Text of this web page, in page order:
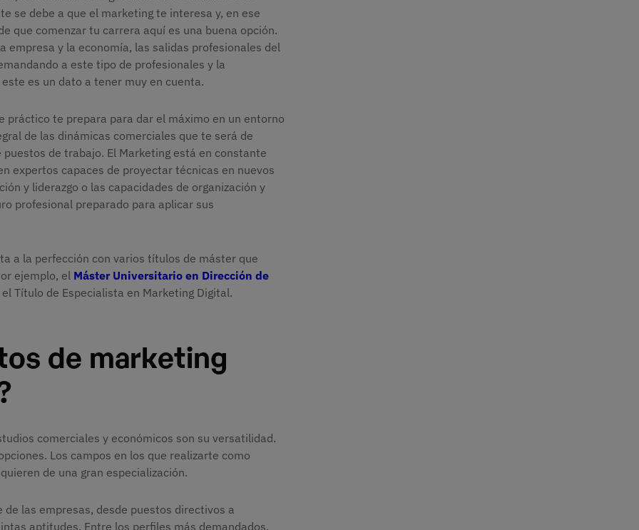
se debe a que el marketing te interesa y, en ese
que comenzar tu carrera aquí es una buena opción.
empresa y la economía, las salidas profesionales del
a este tipo de profesionales y la
es un dato a tener muy en cuenta.
práctico te prepara para dar el máximo en un entorno
de las dinámicas comerciales que te será de
de trabajo. El Marketing está en constante
expertos capaces de proyectar técnicas en nuevos
y liderazgo o las capacidades de organización y
profesional preparado para aplicar sus
a la perfección con varios títulos de máster que
ejemplo, el Máster Universitario en Dirección de
Título de Especialista en Marketing Digital.
de marketing
comerciales y económicos son su versatilidad.
Los campos en los que realizarte como
de una gran especialización.
las empresas, desde puestos directivos a
aptitudes. Entre los perfiles más demandados,